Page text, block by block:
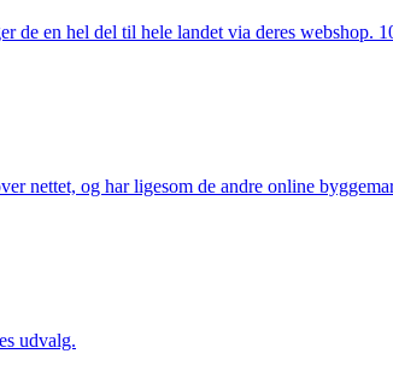
en hel del til hele landet via deres webshop.
nettet, og har ligesom de andre online
udvalg.